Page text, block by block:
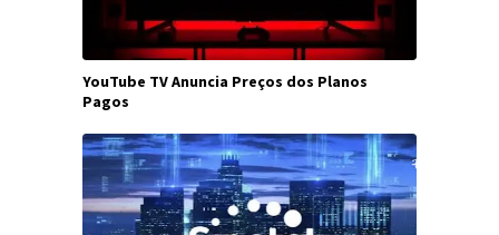
YouTube TV Anuncia Preços dos Planos
Pagos